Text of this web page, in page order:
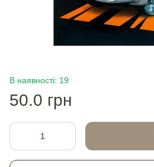
В наявності: 19
50.0 грн